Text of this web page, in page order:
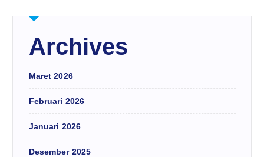
Archives
Maret 2026
Februari 2026
Januari 2026
Desember 2025